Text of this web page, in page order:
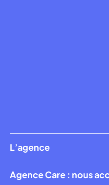
L’agence
Agence Care : nous